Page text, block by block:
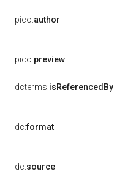
pico:author
pico:preview
dcterms:isReferencedBy
dc:format
dc:source